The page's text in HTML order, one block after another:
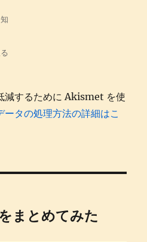
減するために Akismet を使
ータの処理方法の詳細はこ
まとめてみた